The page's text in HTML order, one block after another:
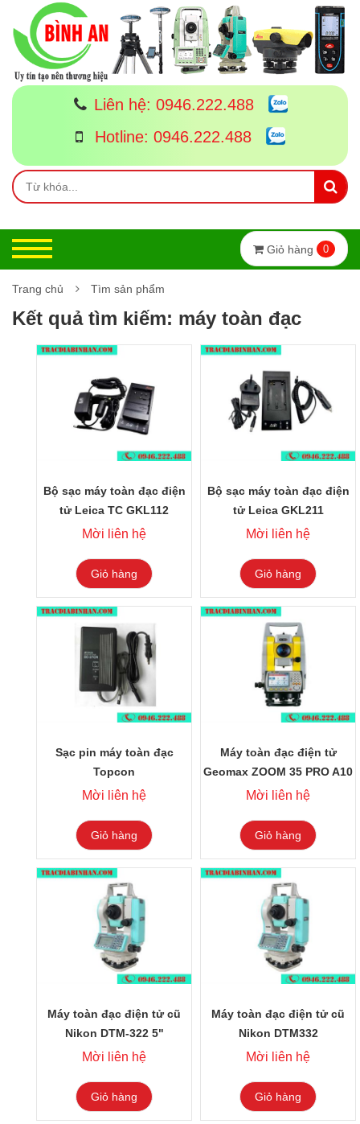
Liên hệ: 0946.222.488
Hotline: 0946.222.488
Giỏ hàng 0
Trang chủ Tìm sản phẩm
Kết quả tìm kiếm: máy toàn đạc
Bộ sạc máy toàn đạc điện
tử Leica TC GKL112
Mời liên hệ
Giỏ hàng
Bộ sạc máy toàn đạc điện
tử Leica GKL211
Mời liên hệ
Giỏ hàng
Sạc pin máy toàn đạc
Topcon
Mời liên hệ
Giỏ hàng
Máy toàn đạc điện tử
Geomax ZOOM 35 PRO A10
5"
Mời liên hệ
Giỏ hàng
Máy toàn đạc điện tử cũ
Nikon DTM-322 5"
Mời liên hệ
Giỏ hàng
Máy toàn đạc điện tử cũ
Nikon DTM332
Mời liên hệ
Giỏ hàng